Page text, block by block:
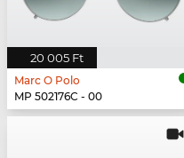
20 005 Ft
Marc O Polo
MP 502176C - 00